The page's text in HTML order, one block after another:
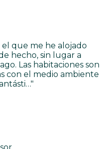
el que me he alojado
hecho, sin lugar a
Las habitaciones son
con el medio ambiente
"